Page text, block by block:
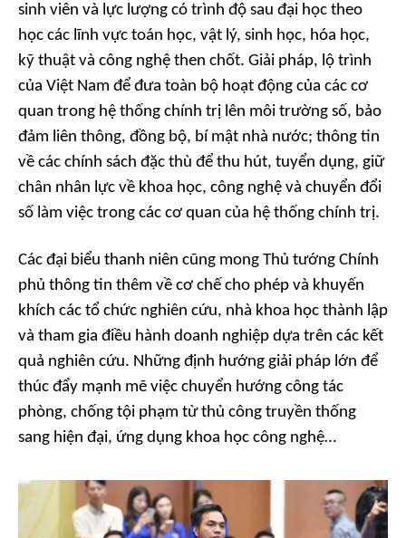
sinh viên và lực lượng có trình độ sau đại học theo
học các lĩnh vực toán học, vật lý, sinh học, hóa học,
kỹ thuật và công nghệ then chốt. Giải pháp, lộ trình
của Việt Nam để đưa toàn bộ hoạt động của các cơ
quan trong hệ thống chính trị lên môi trường số, bảo
đảm liên thông, đồng bộ, bí mật nhà nước; thông tin
về các chính sách đặc thù để thu hút, tuyển dụng, giữ
chân nhân lực về khoa học, công nghệ và chuyển đổi
số làm việc trong các cơ quan của hệ thống chính trị.
Các đại biểu thanh niên cũng mong Thủ tướng Chính
phủ thông tin thêm về cơ chế cho phép và khuyến
khích các tổ chức nghiên cứu, nhà khoa học thành lập
và tham gia điều hành doanh nghiệp dựa trên các kết
quả nghiên cứu. Những định hướng giải pháp lớn để
thúc đẩy mạnh mẽ việc chuyển hướng công tác
phòng, chống tội phạm từ thủ công truyền thống
sang hiện đại, ứng dụng khoa học công nghệ…